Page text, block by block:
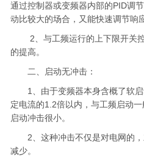
通过控制器或变频器内部的PID调
动比较大的场合，又能快速调节响
2、与工频运行的上下限开关控
的提高。
二、启动无冲击：
1、由于变频器本身含概了软启
定电流的1.2倍以内，与工频启动
启动冲击很小。
2、这种冲击不仅是对电网的，
减少。